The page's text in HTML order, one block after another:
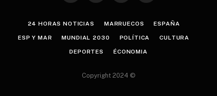
24 HORAS NOTICIAS MARRUECOS ESPAÑA
ESP Y MAR MUNDIAL 2030 POLÍTICA CULTURA
DEPORTES ÉCONOMIA
Copyright 2024 ©